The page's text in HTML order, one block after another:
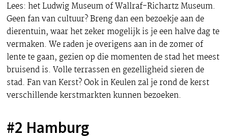
Lees: het Ludwig Museum of Wallraf-Richartz Museum.
Geen fan van cultuur? Breng dan een bezoekje aan de
dierentuin, waar het zeker mogelijk is je een halve dag te
vermaken. We raden je overigens aan in de zomer of
lente te gaan, gezien op die momenten de stad het meest
bruisend is. Volle terrassen en gezelligheid sieren de
stad. Fan van Kerst? Ook in Keulen zal je rond de kerst
verschillende kerstmarkten kunnen bezoeken.
#2 Hamburg